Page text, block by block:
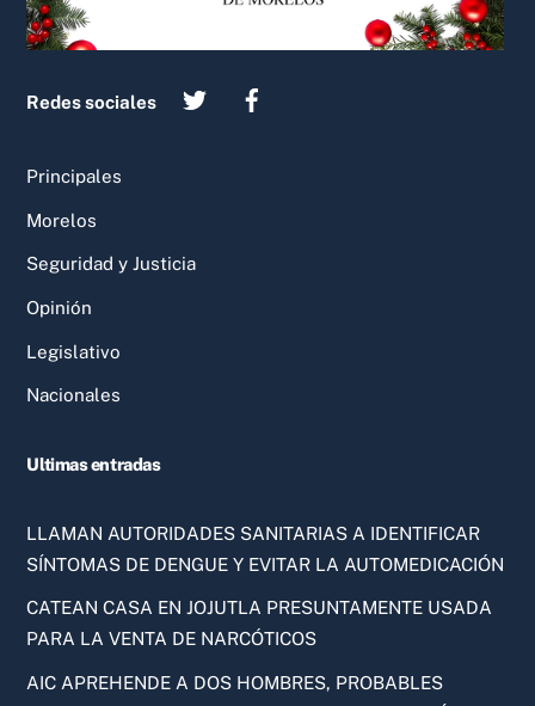
Redes sociales
Principales
Morelos
Seguridad y Justicia
Opinión
Legislativo
Nacionales
Ultimas entradas
LLAMAN AUTORIDADES SANITARIAS A IDENTIFICAR
SÍNTOMAS DE DENGUE Y EVITAR LA AUTOMEDICACIÓN
CATEAN CASA EN JOJUTLA PRESUNTAMENTE USADA
PARA LA VENTA DE NARCÓTICOS
AIC APREHENDE A DOS HOMBRES, PROBABLES